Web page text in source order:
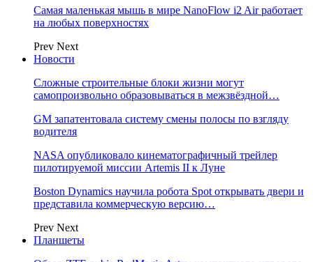
Самая маленькая мышь в мире NanoFlow i2 Air работает
на любых поверхностях
Prev Next
Новости
Сложные строительные блоки жизни могут
самопроизвольно образовываться в межзвёздной…
GM запатентовала систему смены полосы по взгляду
водителя
NASA опубликовало кинематографичный трейлер
пилотируемой миссии Artemis II к Луне
Boston Dynamics научила робота Spot открывать двери и
представила коммерческую версию…
Prev Next
Планшеты